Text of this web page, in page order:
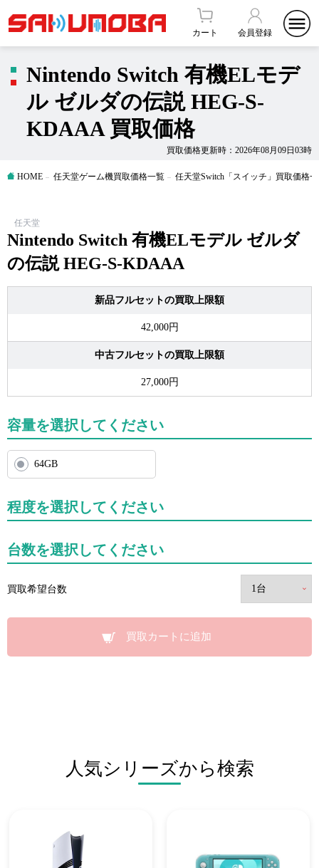
カート 会員登録
買取価格更新時：2026年08月09日03時
Nintendo Switch 有機ELモデ
ル ゼルダの伝説 HEG-S-
KDAAA 買取価格
HOME 任天堂ゲーム機買取価格一覧 任天堂Switch「スイッチ」買取価格
任天堂
Nintendo Switch 有機ELモデル ゼルダ
の伝説 HEG-S-KDAAA
新品フルセットの買取上限額
42,000円
中古フルセットの買取上限額
27,000円
容量を選択してください
64GB
程度を選択してください
台数を選択してください
買取希望台数
買取カートに追加
人気シリーズから検索